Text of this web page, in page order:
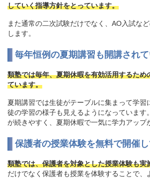
していく指導方針をとっています。
また通常の二次試験だけでなく、AO入試な
します。
毎年恒例の夏期講習も開講され
類塾では毎年、夏期休暇を有効活用するため
ています。
夏期講習では生徒がテーブルに集まって学習
徒の学習の様子も見えるようになっています
が続きやすく、夏期休暇で一気に学力アップ
保護者の授業体験を無料で開催
類塾では、保護者を対象とした授業体験も実
だけでなく保護者も授業を体験することで、